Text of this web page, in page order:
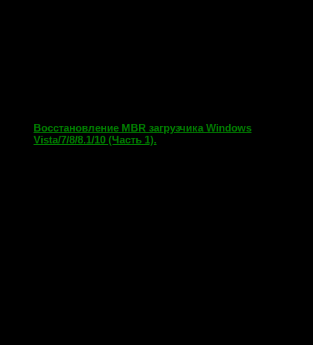
Восстановление MBR загрузчика Windows
Vista/7/8/8.1/10 (Часть 1).